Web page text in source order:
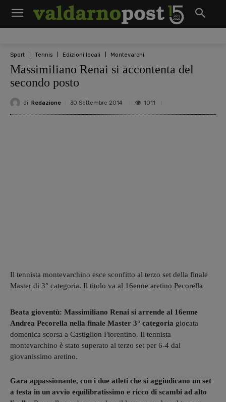
Sport Tennis Edizioni locali Montevarchi
Massimiliano Renai si accontenta del
secondo posto
di Redazione 30 Settembre 2014 1011
Il tennista montevarchino esce sconfitto al terzo set della finale
Master di 3° categoria. Il titolo va al 16enne aretino Pecorella
Beata gioventù: Massimiliano Renai si arrende al 16enne
Andrea Pecorella nella finale Master 3° categoria giocata
domenica scorsa a Castiglion Fiorentino. Il tennista
montevarchino è stato superato al terzo set per 6-4 dal
giovanissimo aretino.
Gara appassionante, con i due atleti che si aggiudicano un set
a testa in un avvio equilibratissimo e ricco di scambi ad alto